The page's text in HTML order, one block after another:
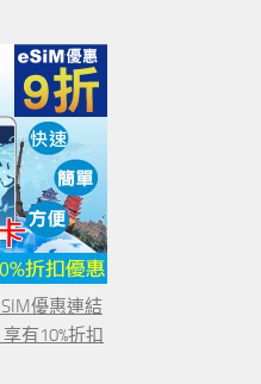
優惠連結
享有10%折扣